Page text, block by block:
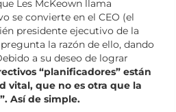
Les McKeown llama
se convierte en el CEO (el
presidente ejecutivo de la
la razón de ello, dando
a su deseo de lograr
“planificadores” están
vital, que no es otra que la
Así de simple.